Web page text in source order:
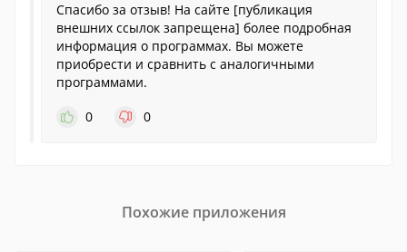
Спасибо за отзыв! На сайте [публикация
внешних ссылок запрещена] более подробная
информация о программах. Вы можете
приобрести и сравнить с аналогичными
программами.
0
0
Похожие приложения